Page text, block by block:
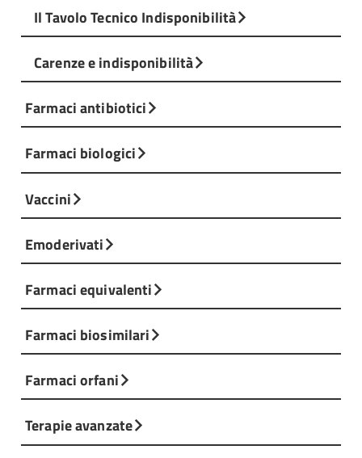
Il Tavolo Tecnico Indisponibilità
Carenze e indisponibilità
Farmaci antibiotici
Farmaci biologici
Vaccini
Emoderivati
Farmaci equivalenti
Farmaci biosimilari
Farmaci orfani
Terapie avanzate